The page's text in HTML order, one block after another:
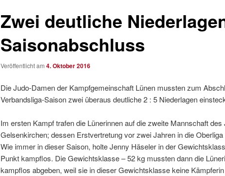
Zwei deutliche
Saisonabschluss
Veröffentlicht am 4. Oktober 2016
Die Judo-Damen der Kampfgemeinschaft Lünen mussten zum
Verbandsliga-Saison zwei überaus deutliche 2 : 5 Niederlagen
Im ersten Kampf trafen die Lünerinnen auf die zweite Mannschaft
Gelsenkirchen; dessen Erstvertretung vor zwei Jahren in die Oberliga
Wie immer in dieser Saison, holte Jenny Häseler in der
Punkt kampflos. Die Gewichtsklasse – 52 kg mussten dann die
kampflos abgeben, weil sie in dieser Gewichtsklasse keine